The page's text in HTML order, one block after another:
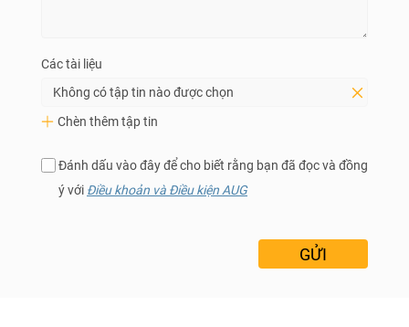
Các tài liệu
Không có tập tin nào được chọn
Chèn thêm tập tin
Đánh dấu vào đây để cho biết rằng bạn đã đọc và đồng
ý với Điều khoản và Điều kiện AUG